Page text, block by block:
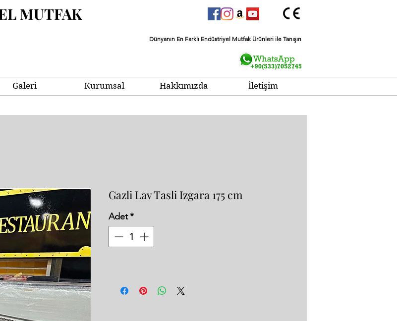
MUTFAK
Dünyanın En Farklı Endüstriyel Mutfak Ürünleri ile Tanışın
Galeri Kurumsal Hakkımızda İletişim
Gazli Lav Tasli Izgara 175 cm
Adet*